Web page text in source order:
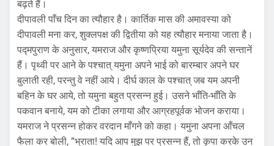
बढ़ते हैं।
दीपावली पाँच दिन का त्यौहार है। कार्तिक मास की अमावस्या को
दीपावली मना कर, शुक्लपक्ष की द्वितीया को यह त्यौहार मनाया जाता है।
पद्मपुराण के अनुसार, यमराज और कृष्णप्रिया यमुना सूर्यदेव की सन्तानें
हैं। पृथ्वी पर आने के पश्चात् यमुना अपने भाई को बारम्बार अपने घर
बुलाती रही, परन्तु वे नहीं आये। दीर्घ काल के पश्चात् जब यम अपनी
बहिन के घर आये, तो यमुना बहुत प्रसन्न हुई। उसने भाँति-भाँति के
पकवान बनाये, यम को टीका लगाया और आग्रहपूर्वक भोजन कराया।
यमराज ने प्रसन्न होकर वरदान माँगने को कहा। यमुना अपना आँचल
फैला कर बोली, ”भ्राता! यदि आप मुझ पर प्रसन्न हैं, तो कृपा करके उन